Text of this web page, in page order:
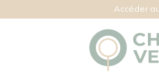
Accéder